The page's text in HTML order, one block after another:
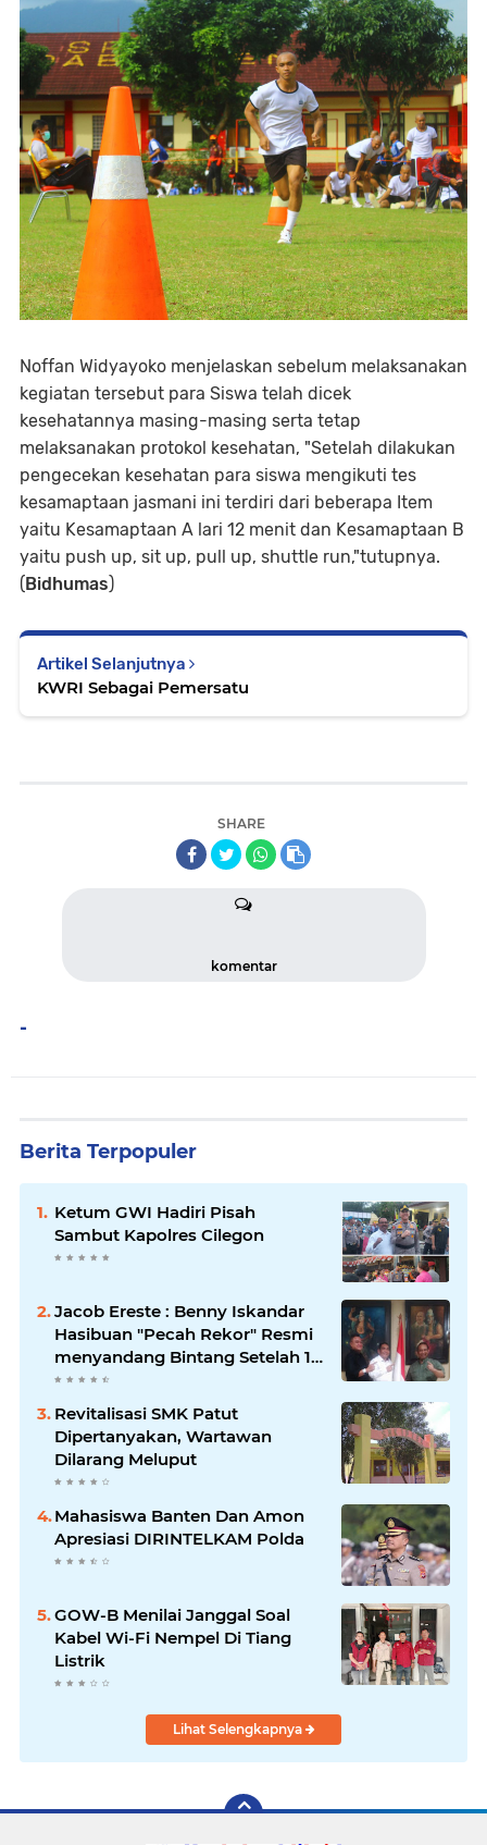
Noffan Widyayoko menjelaskan sebelum melaksanakan
kegiatan tersebut para Siswa telah dicek
kesehatannya masing-masing serta tetap
melaksanakan protokol kesehatan, "Setelah dilakukan
pengecekan kesehatan para siswa mengikuti tes
kesamaptaan jasmani ini terdiri dari beberapa Item
yaitu Kesamaptaan A lari 12 menit dan Kesamaptaan B
yaitu push up, sit up, pull up, shuttle run,"tutupnya.
(Bidhumas)
Artikel Selanjutnya
KWRI Sebagai Pemersatu
SHARE
komentar
-
Berita Terpopuler
Ketum GWI Hadiri Pisah
Sambut Kapolres Cilegon
Jacob Ereste : Benny Iskandar
Hasibuan "Pecah Rekor" Resmi
menyandang Bintang Setelah 14
Tahun Ngejokrok Berpangjat
Kombes
Revitalisasi SMK Patut
Dipertanyakan, Wartawan
Dilarang Meluput
Mahasiswa Banten Dan Amon
Apresiasi DIRINTELKAM Polda
GOW-B Menilai Janggal Soal
Kabel Wi-Fi Nempel Di Tiang
Listrik
Lihat Selengkapnya